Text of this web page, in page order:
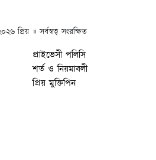
প্রিয় ॥ সর্বস্বত্ব সংরক্ষিত
প্রাইভেসী পলিসি
শর্ত ও নিয়মাবলী
প্রিয় মুক্তিপিন